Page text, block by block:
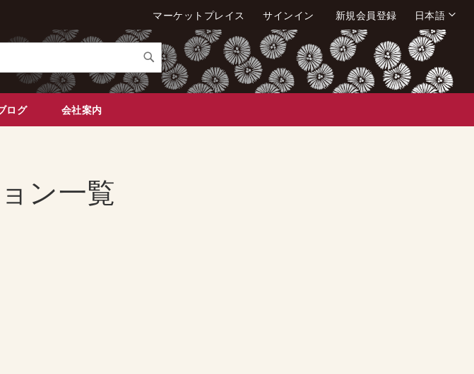
言
語
日本語
マーケットプレイス サインイン 新規会員登録
検
索
ログ 会社案内
ン一覧